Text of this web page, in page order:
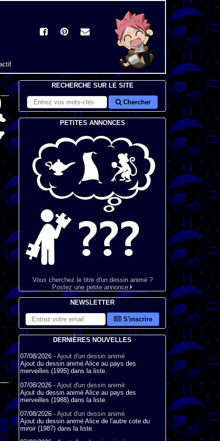
RECHERCHE SUR LE SITE
Chercher
PETITES ANNONCES
Vous cherchez le titre d'un dessin animé ?
Postez une petite annonce
NEWSLETTER
S'inscrire
DERNIÈRES NOUVELLES
07/08/2026 - Ajout d'un dessin animé
Ajout du dessin animé Alice au pays des
merveilles (1995) dans la liste.
07/08/2026 - Ajout d'un dessin animé
Ajout du dessin animé Alice au pays des
merveilles (1988) dans la liste.
07/08/2026 - Ajout d'un dessin animé
Ajout du dessin animé Alice de l'autre cote du
miroir (1987) dans la liste.